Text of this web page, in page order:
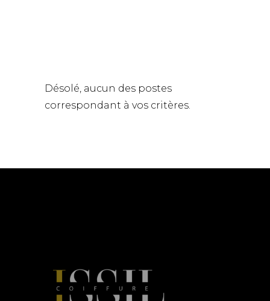
Désolé, aucun des postes
correspondant à vos critères.